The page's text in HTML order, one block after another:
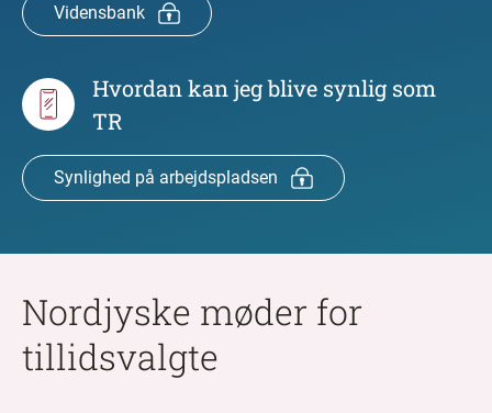
Vidensbank
Hvordan kan jeg blive synlig som
TR
Synlighed på arbejdspladsen
Nordjyske møder for
tillidsvalgte